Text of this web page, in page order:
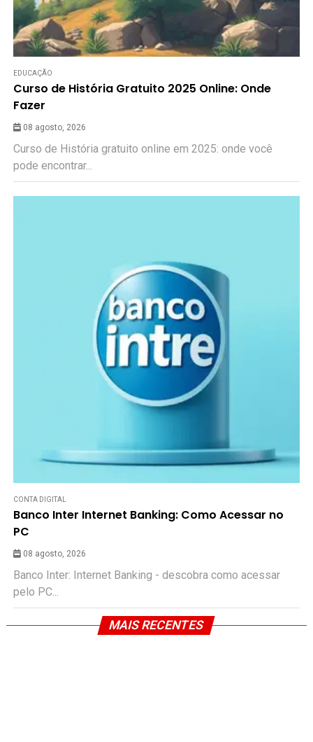
EDUCAÇÃO
Curso de História Gratuito 2025 Online: Onde
Fazer
08 agosto, 2026
Curso de História gratuito online em 2025: onde você
pode encontrar...
CONTA DIGITAL
Banco Inter Internet Banking: Como Acessar no
PC
08 agosto, 2026
Banco Inter: Internet Banking - descobra como acessar
pelo PC...
MAIS RECENTES